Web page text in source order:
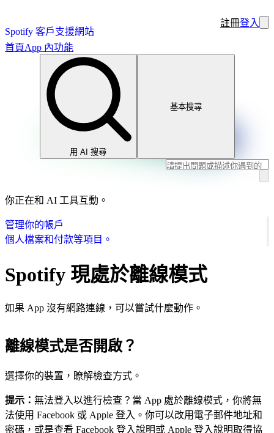
Spotify 客戶支援網站
註冊登入
首頁App 內功能
用 AI 搜尋
基本搜尋
你正在和 AI 工具互動。
管理你的帳戶
個人檔案和付款等項目。
Spotify 現處於離線模式
如果 App 沒有網路連線，可以嘗試什麼動作。
離線模式是否開啟？
選擇你的裝置，瞭解檢查方式。
提示： 無法登入以進行檢查？當 App 處於離線模式，你將無
法使用 Facebook 或 Apple 登入。你可以改用電子郵件地址和
密碼，或是查看 Facebook 登入說明或 Apple 登入說明取得協